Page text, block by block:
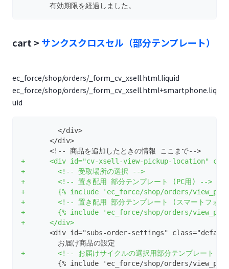
       有効期限を経過しました。
cart > サンクスクロスセル（部分テンプレート）
ec_force/shop/orders/_form_cv_xsell.html.liquid
ec_force/shop/orders/_form_cv_xsell.html+smartphone.liq
uid
         </div>
       </div>
       <!-- 商品を追加したときの情報 ここまで-->
+      <div id="cv-xsell-view-pickup-location"
+        <!-- 受取場所の選択 -->
+        <!-- 置き配用 部分テンプレート (PC用) -->
+        {% include 'ec_force/shop/orders/
+        <!-- 置き配用 部分テンプレート (スマートフォ
+        {% include 'ec_force/shop/orders/
+      </div>
<div id="subs-order-settings"
         お届け商品の設定
+        <!-- お届けサイクルの選択用部分テンプレート
{% include 'ec_force/shop/orders/